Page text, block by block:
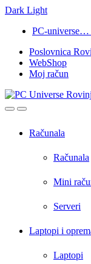
Dark Light
navigation
content
PC-universe…
Poslovnica
WebShop
Moj račun
OpenClose
Računala
Računala
Mini
Serveri
Laptopi i
Laptopi